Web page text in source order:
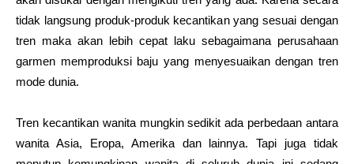
tidak langsung produk-produk kecantikan yang sesuai dengan
tren maka akan lebih cepat laku sebagaimana perusahaan
garmen memproduksi baju yang menyesuaikan dengan tren
mode dunia.
Tren kecantikan wanita mungkin sedikit ada perbedaan antara
wanita Asia, Eropa, Amerika dan lainnya. Tapi juga tidak